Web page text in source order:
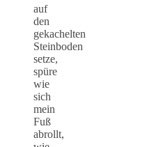
auf
den
gekachelten
Steinboden
setze,
spüre
wie
sich
mein
Fuß
abrollt,